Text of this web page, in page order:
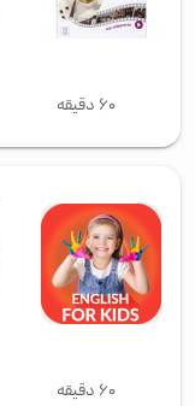
۶۰ دقیقه
۶۰ دقیقه